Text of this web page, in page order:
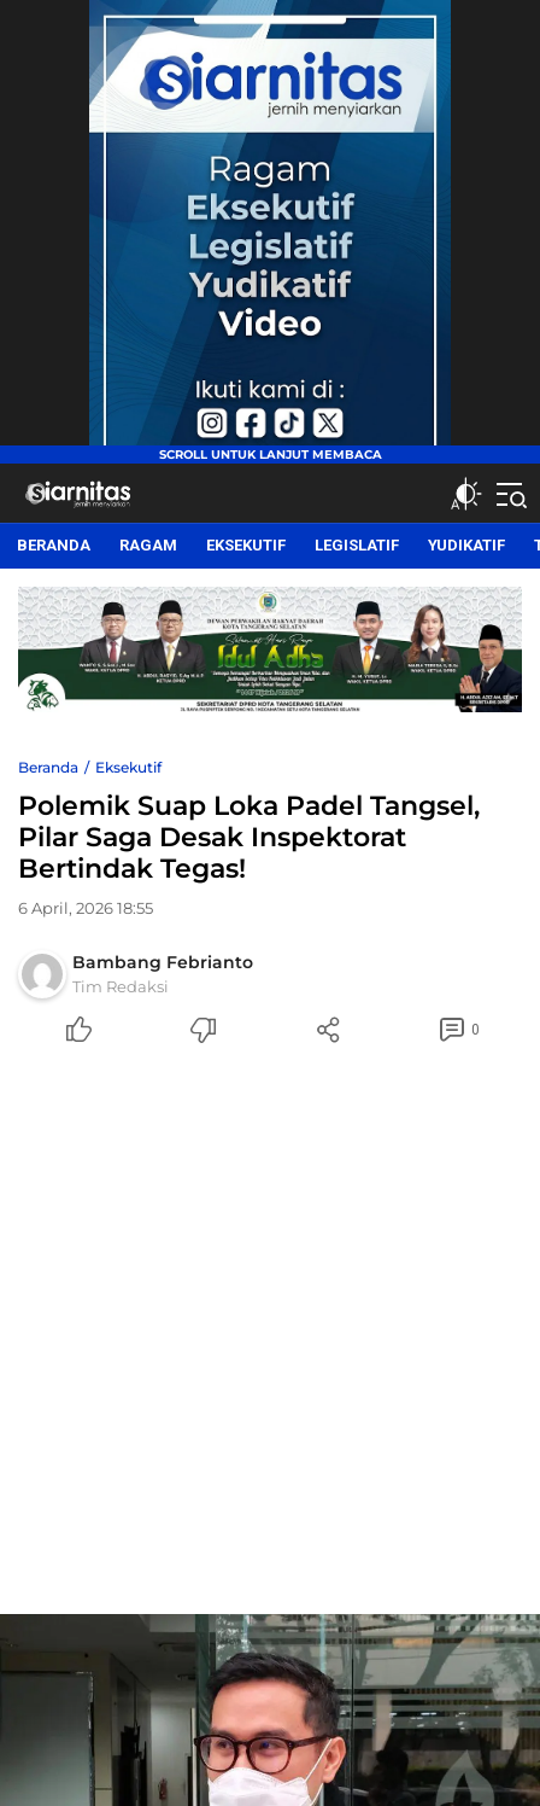
siarnitas
Jernih Menyiarkan
BERANDA RAGAM EKSEKUTIF LEGISLATIF YUDIKATIF
Beranda Eksekutif
Polemik Suap Loka Padel Tangsel,
Pilar Saga Desak Inspektorat
Bertindak Tegas!
6 April, 2026 18:55
Bambang Febrianto
Tim Redaksi
0